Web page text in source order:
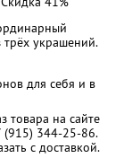
украшений.
для себя и в
товара на сайте
(915) 344-25-86.
с доставкой.